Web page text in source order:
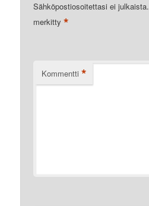
Sähköpostiosoitettasi ei julkaista.
merkitty*
Kommentti *